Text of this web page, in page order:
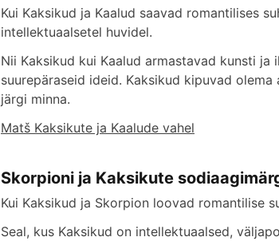
Kui Kaksikud ja Kaalud saavad romantilises
intellektuaalsetel huvidel.
Nii Kaksikud kui Kaalud armastavad kunsti
suurepäraseid ideid. Kaksikud kipuvad
järgi minna.
Matš Kaksikute ja Kaalude vahel
Skorpioni ja Kaksikute
Kui Kaksikud ja Skorpion loovad romantilise
Seal, kus Kaksikud on intellektuaalsed,